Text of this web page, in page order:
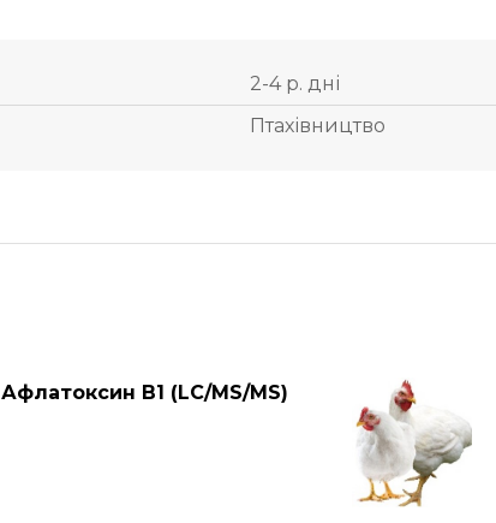
2-4 р. дні
Птахівництво
Афлатоксин В1 (LC/MS/MS)